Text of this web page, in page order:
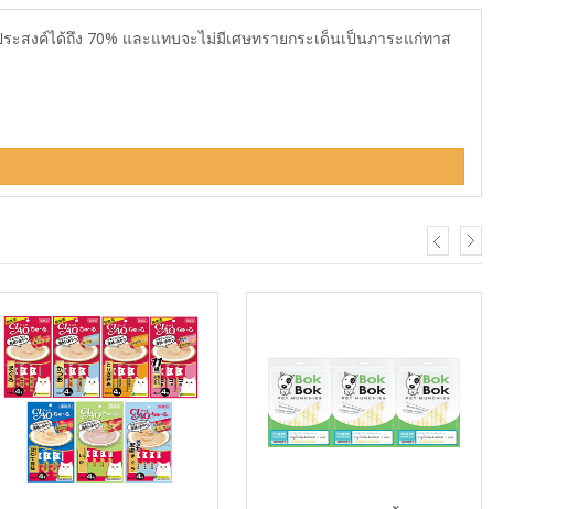
สงค์ได้ถึง 70% และแทบจะไม่มีเศษทรายกระเด็นเป็นภาระแก่ทาส